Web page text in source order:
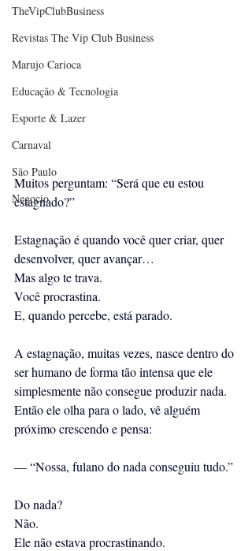
TheVipClubBusiness
Revistas The Vip Club Business
Marujo Carioca
Educação & Tecnologia
Esporte & Lazer
Carnaval
São Paulo
Negocio
Muitos perguntam: “Será que eu estou
estagnado?”
Estagnação é quando você quer criar, quer
desenvolver, quer avançar…
Mas algo te trava.
Você procrastina.
E, quando percebe, está parado.
A estagnação, muitas vezes, nasce dentro do
ser humano de forma tão intensa que ele
simplesmente não consegue produzir nada.
Então ele olha para o lado, vê alguém
próximo crescendo e pensa:
— “Nossa, fulano do nada conseguiu tudo.”
Do nada?
Não.
Ele não estava procrastinando.